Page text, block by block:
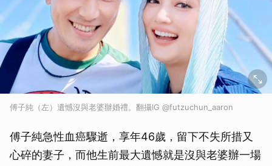
傅子純（左）遺憾沒與老婆辦婚禮。翻攝IG @futzuchun_aaron
傅子純急性血癌驟逝，享年46歲，留下不失所措又
心碎的妻子，而他生前最大遺憾就是沒與老婆辦一場